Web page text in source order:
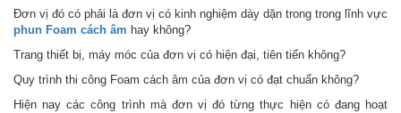
Đơn vị đó có phải là đơn vị có kinh nghiệm dày dặn trong trong lĩnh vực
phun Foam cách âm hay không?
Trang thiết bị, máy móc của đơn vị có hiện đại, tiên tiến không?
Quy trình thi công Foam cách âm của đơn vị có đạt chuẩn không?
Hiện nay các công trình mà đơn vị đó từng thực hiện có đang hoạt